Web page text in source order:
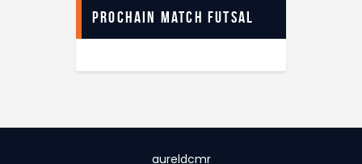
Prochain match futsal
aureldcmr